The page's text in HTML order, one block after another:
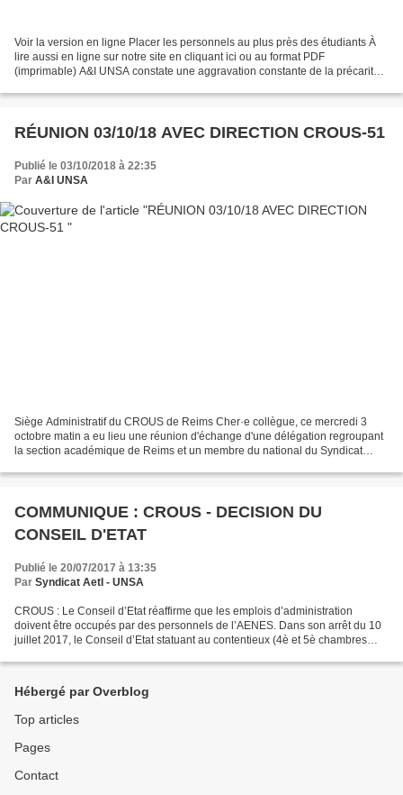
Voir la version en ligne Placer les personnels au plus près des étudiants À
lire aussi en ligne sur notre site en cliquant ici ou au format PDF
(imprimable) A&I UNSA constate une aggravation constante de la précarité
RÉUNION 03/10/18 AVEC DIRECTION CROUS-51
Publié le 03/10/2018 à 22:35
Par A&I UNSA
Siège Administratif du CROUS de Reims Cher·e collègue, ce mercredi 3
octobre matin a eu lieu une réunion d'échange d'une délégation regroupant
la section académique de Reims et un membre du national du Syndicat
COMMUNIQUE : CROUS - DECISION DU
CONSEIL D'ETAT
Publié le 20/07/2017 à 13:35
Par Syndicat AetI - UNSA
CROUS : Le Conseil d’Etat réaffirme que les emplois d’administration
doivent être occupés par des personnels de l’AENES. Dans son arrêt du 10
juillet 2017, le Conseil d’Etat statuant au contentieux (4è et 5è chambres
Hébergé par Overblog
Top articles
Pages
Contact